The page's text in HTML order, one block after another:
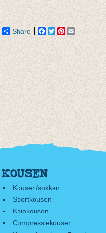
Share Facebook
TwitterPinterest
KOUSEN
Kousen/sokken
Sportkousen
Kniekousen
Compressiekousen